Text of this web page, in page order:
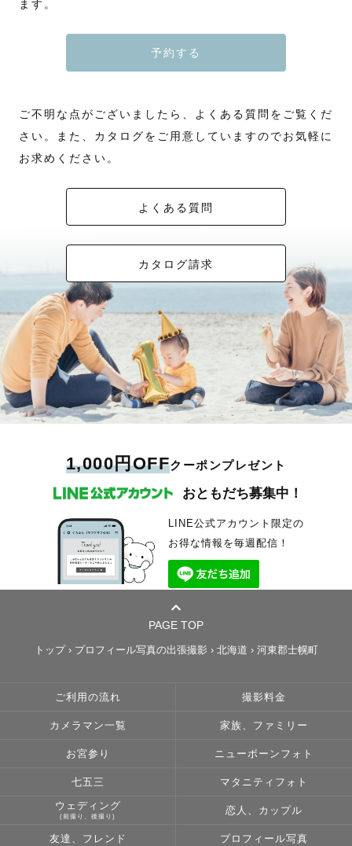
ます。
予約する
ご不明な点がございましたら、よくある質問をご覧くだ
さい。また、カタログをご用意していますのでお気軽に
お求めください。
よくある質問
カタログ請求
1,000円OFFクーポンプレゼント
おともだち募集中！
LINE公式アカウント限定の
お得な情報を毎週配信！
PAGE TOP
トップ› プロフィール写真の出張撮影 › 北海道 › 河東郡士幌町
ご利用の流れ 撮影料金
カメラマン一覧 家族、ファミリー
お宮参り ニューボーンフォト
七五三 マタニティフォト
ウェディング
(前撮り、後撮り)
恋人、カップル
友達、フレンド プロフィール写真